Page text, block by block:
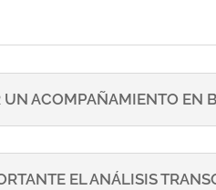
UN ACOMPAÑAMIENTO EN
EL ANÁLISIS